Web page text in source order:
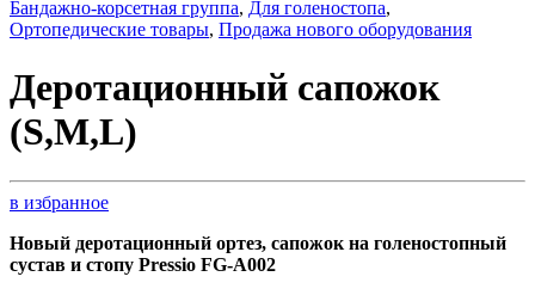
Бандажно-корсетная группа, Для голеностопа,
Ортопедические товары, Продажа нового оборудования
Деротационный сапожок
(S,М,L)
в избранное
Новый деротационный ортез, сапожок на голеностопный
сустав и стопу Pressio FG-A002